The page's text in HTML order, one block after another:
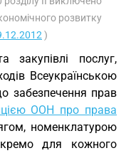
розвитку
)
закупівлі послуг,
Всеукраїнською
забезпечення прав
ООН про права
номенклатурою
для кожного